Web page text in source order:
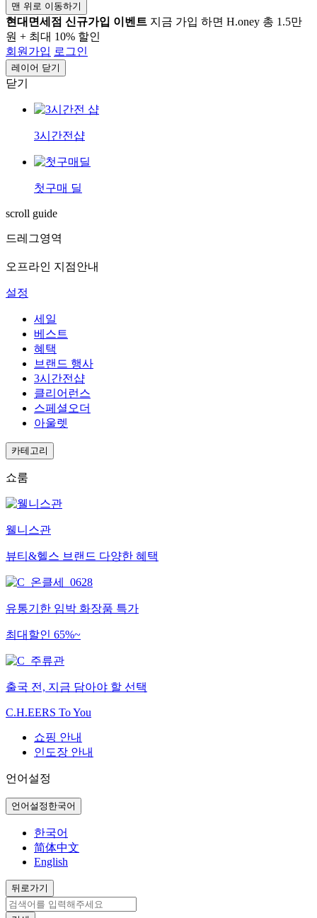
맨 위로 이동하기
현대면세점 신규가입 이벤트 지금 가입 하면 H.oney 총 1.5만
원 + 최대 10% 할인
회원가입 로그인
레이어 닫기
닫기
3시간전샵
첫구매 딜
scroll guide
드레그영역
오프라인 지점안내
설정
세일
베스트
혜택
브랜드 행사
3시간전샵
클리어런스
스페셜오더
아울렛
카테고리
쇼룸
웰니스관
뷰티&헬스 브랜드 다양한 혜택
유통기한 임박 화장품 특가
최대할인 65%~
출국 전, 지금 담아야 할 선택
C.H.EERS To You
쇼핑 안내
인도장 안내
언어설정
언어설정 한국어
한국어
简体中文
English
뒤로가기